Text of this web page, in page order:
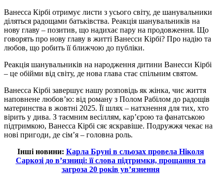
Ванесса Кірбі отримує листи з усього світу, де шанувальники
діляться радощами батьківства. Реакція шанувальників на
нову главу – позитив, що надихає пару на продовження. Що
говорять про нову главу в житті Ванесси Кірбі? Про надію та
любов, що робить її ближчою до публіки.
Реакція шанувальників на народження дитини Ванесси Кірбі
– це обійми від світу, де нова глава стає спільним святом.
Ванесса Кірбі завершує нашу розповідь як жінка, чиє життя
наповнене любов’ю: від роману з Полом Рабілом до радощів
материнства в жовтні 2025. Її шлях – натхнення для тих, хто
вірить у дива. З таємним весіллям, кар’єрою та фанатською
підтримкою, Ванесса Кірбі сяє яскравіше. Подружжя чекає на
нові пригоди, де сім’я – головна роль.
Інші новини: Карла Бруні в сльозах провела Ніколя
Саркозі до в’язниці: її слова підтримки, прощання та
загроза 20 років ув’язнення